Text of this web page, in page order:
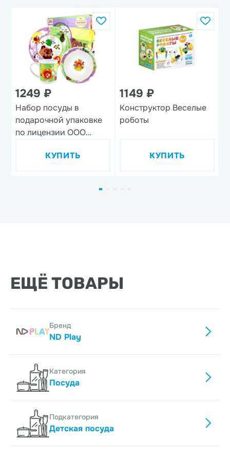
1249 ₽
Набор посуды в
подарочной упаковке
по лицензии ООО
дизайн 1, 3 предмета,
фарфор
КУПИТЬ
1149 ₽
Конструктор Веселые
роботы
КУПИТЬ
ЕЩЁ ТОВАРЫ
Бренд
ND Play
Категория
Посуда
Подкатегория
Детская посуда